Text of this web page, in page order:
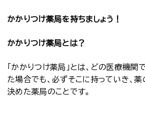
かかりつけ薬局を持ちましょう！
かかりつけ薬局とは？
「かかりつけ薬局」とは、どの医療機関
た場合でも、必ずそこに持っていき、
決めた薬局のことです。